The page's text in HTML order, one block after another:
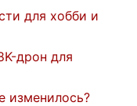
для хобби и
дрон для
изменилось?